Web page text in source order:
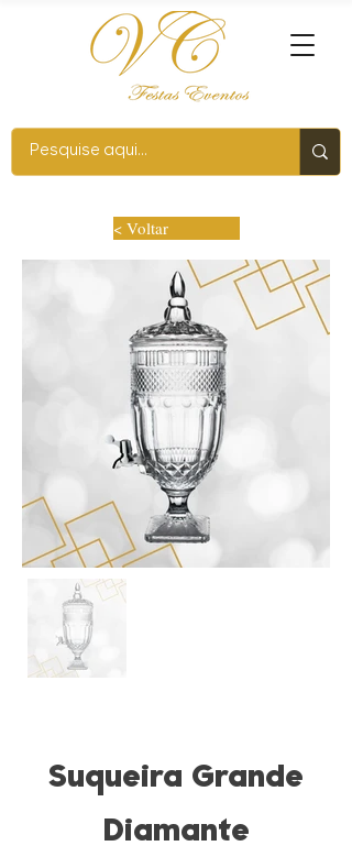
< Voltar
Suqueira Grande
Diamante